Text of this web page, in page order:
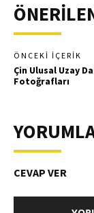
ÖNCEKI İÇERIK
Çin Ulusal Uzay
Fotoğrafları
CEVAP VER